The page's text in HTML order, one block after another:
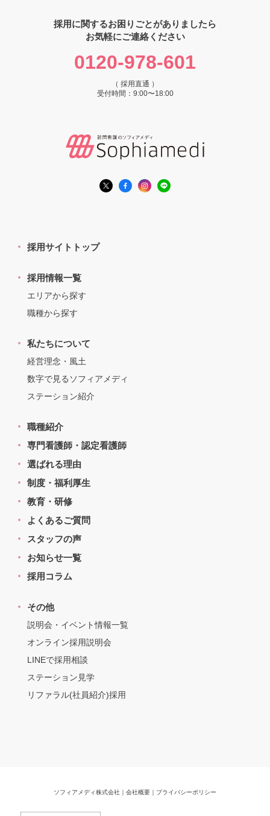
採用に関するお困りごとがありましたら
お気軽にご連絡ください
0120-978-601
（ 採用直通 ）
受付時間：9:00〜18:00
採用サイトトップ
採用情報一覧
エリアから探す
職種から探す
私たちについて
経営理念・風土
数字で見るソフィアメディ
ステーション紹介
職種紹介
専門看護師・認定看護師
選ばれる理由
制度・福利厚生
教育・研修
よくあるご質問
スタッフの声
お知らせ一覧
採用コラム
その他
説明会・イベント情報一覧
オンライン採用説明会
LINEで採用相談
ステーション見学
リファラル(社員紹介)採用
ソフィアメディ株式会社 ｜ 会社概要 ｜ プライバシーポリシー